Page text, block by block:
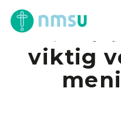
vokser
viktig